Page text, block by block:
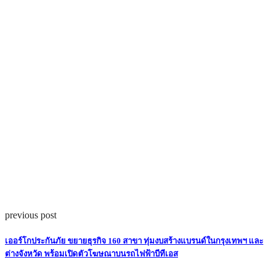
previous post
เออร์โกประกันภัย ขยายธุรกิจ 160 สาขา ทุ่มงบสร้างแบรนด์ในกรุงเทพฯ และ
ต่างจังหวัด พร้อมเปิดตัวโฆษณาบนรถไฟฟ้าบีทีเอส